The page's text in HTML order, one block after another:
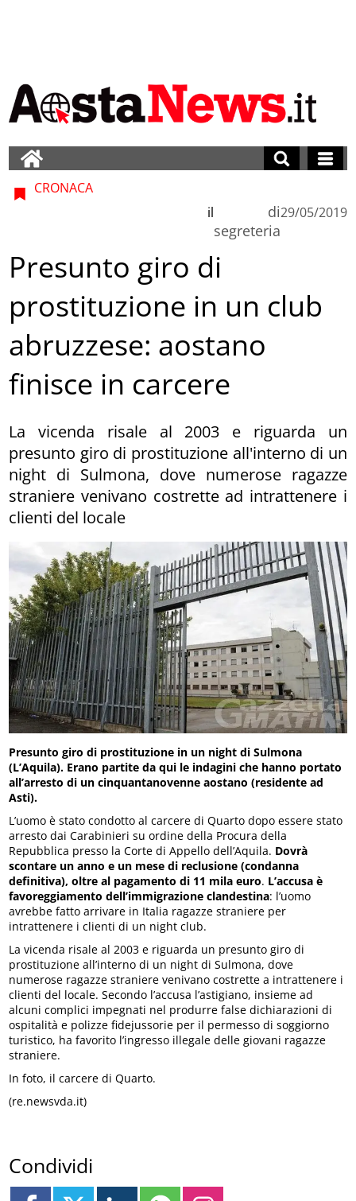
CRONACA
di
segreteria
il 29/05/2019
Presunto giro di
prostituzione in un club
abruzzese: aostano
finisce in carcere
La vicenda risale al 2003 e riguarda un
presunto giro di prostituzione all'interno di un
night di Sulmona, dove numerose ragazze
straniere venivano costrette ad intrattenere i
clienti del locale
Presunto giro di prostituzione in un night di Sulmona
(L’Aquila). Erano partite da qui le indagini che hanno portato
all’arresto di un cinquantanovenne aostano (residente ad
Asti).
L’uomo è stato condotto al carcere di Quarto dopo essere stato
arresto dai Carabinieri su ordine della Procura della
Repubblica presso la Corte di Appello dell’Aquila. Dovrà
scontare un anno e un mese di reclusione (condanna
definitiva), oltre al pagamento di 11 mila euro. L’accusa è
favoreggiamento dell’immigrazione clandestina: l’uomo
avrebbe fatto arrivare in Italia ragazze straniere per
intrattenere i clienti di un night club.
La vicenda risale al 2003 e riguarda un presunto giro di
prostituzione all’interno di un night di Sulmona, dove
numerose ragazze straniere venivano costrette a intrattenere i
clienti del locale. Secondo l’accusa l’astigiano, insieme ad
alcuni complici impegnati nel produrre false dichiarazioni di
ospitalità e polizze fidejussorie per il permesso di soggiorno
turistico, ha favorito l’ingresso illegale delle giovani ragazze
straniere.
In foto, il carcere di Quarto.
(re.newsvda.it)
Condividi